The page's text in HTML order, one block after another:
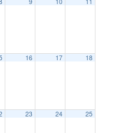
16 17 18
23 24 25